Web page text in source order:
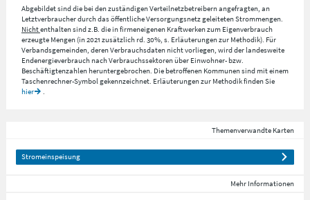
Abgebildet sind die bei den zuständigen Verteilnetzbetreibern angefragten, an
Letztverbraucher durch das öffentliche Versorgungsnetz geleiteten Strommengen.
Nichtenthalten sind z.B. die in firmeneigenen Kraftwerken zum Eigenverbrauch
erzeugte Mengen (in 2021 zusätzlich rd. 30%, s. Erläuterungen zur Methodik). Für
Verbandsgemeinden, deren Verbrauchsdaten nicht vorliegen, wird der landesweite
Endenergieverbrauch nach Verbrauchssektoren über Einwohner- bzw.
Beschäftigtenzahlen heruntergebrochen. Die betroffenen Kommunen sind mit einem
Taschenrechner-Symbol gekennzeichnet. Erläuterungen zur Methodik finden Sie
hier
Themenverwandte Karten
Stromeinspeisung
Mehr Informationen